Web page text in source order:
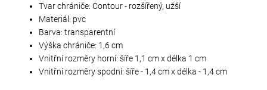
Tvar chrániče: Contour - rozšířený, užší
Materiál: pvc
Barva: transparentní
Výška chrániče: 1,6 cm
Vnitřní rozměry horní: šíře 1,1 cm x délka 1 cm
Vnitřní rozměry spodní: šíře - 1,4 cm x délka - 1,4 cm